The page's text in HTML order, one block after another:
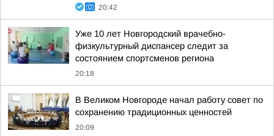
20:42
Уже 10 лет Новгородский врачебно-
физкультурный диспансер следит за
состоянием спортсменов региона
20:18
В Великом Новгороде начал работу совет по
сохранению традиционных ценностей
20:09